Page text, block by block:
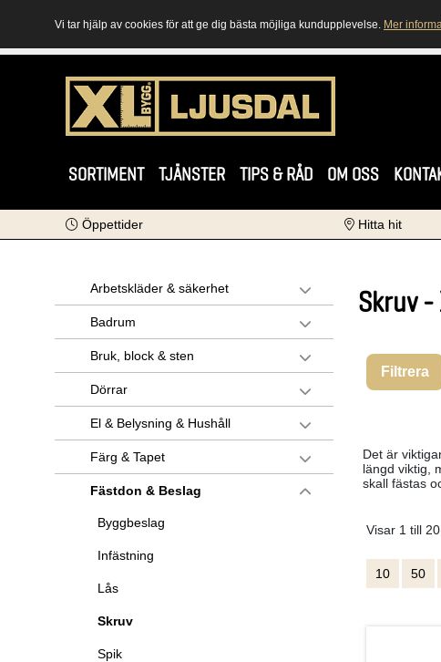
Vi tar hjälp av cookies för att ge dig bästa möjliga kundupplevelse. Mer
SORTIMENT TJÄNSTER TIPS & RÅD OM OSS
Öppettider Hitta hit
Arbetskläder & säkerhet
Badrum
Bruk, block & sten
Dörrar
El & Belysning & Hushåll
Färg & Tapet
Fästdon & Beslag
Byggbeslag
Infästning
Lås
Skruv
Spik
Skruv -
Filtrera
Det är
längd viktig,
skall fästas
Visar 1 till
10 50